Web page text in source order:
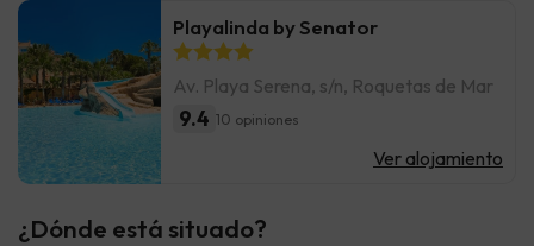
Playalinda by Senator
Av. Playa Serena, s/n, Roquetas de Mar
9.4 10 opiniones
Ver alojamiento
¿Dónde está situado?